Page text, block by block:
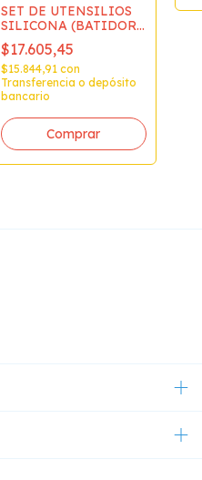
SET DE UTENSILIOS
SILICONA (BATIDOR-
PINCEL-PINZA)
$17.605,45
$15.844,91con
Transferencia o depósito
bancario